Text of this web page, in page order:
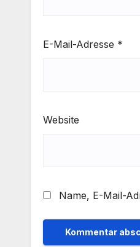
E-Mail-Adresse *
Website
Name, E-Mail-